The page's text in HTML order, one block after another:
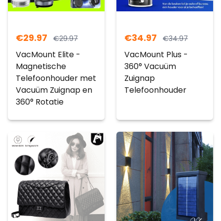
€29.97 €29.97
VacMount Elite -
Magnetische
Telefoonhouder met
Vacuüm Zuignap en
360° Rotatie
€34.97 €34.97
VacMount Plus -
360° Vacuüm
Zuignap
Telefoonhouder